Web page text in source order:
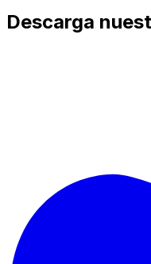
Descarga